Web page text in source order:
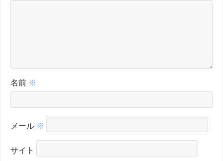
名前 ※
メール ※
サイト